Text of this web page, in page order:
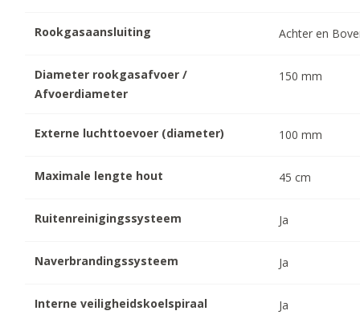
Rookgasaansluiting Achter en
Diameter rookgasafvoer /
Afvoerdiameter
150 mm
Externe luchttoevoer (diameter) 100 mm
Maximale lengte hout 45 cm
Ruitenreinigingssysteem Ja
Naverbrandingssysteem Ja
Interne veiligheidskoelspiraal Ja